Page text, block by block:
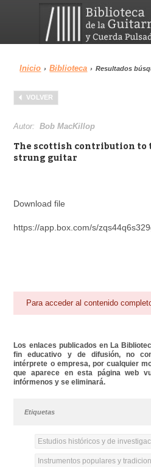
Menu
Biblioteca
Inicio › Biblioteca › Resultados
VOLVER
Autor:Bob MacKillop
The scottish contribution
strung guitar
Download file
https://app.box.com/s/
Para acceder al contenido
Los enlaces publicados en La
fin educativo y de difusión, no
intérprete o empresa, por cualquier
que aparece en esta página web
infórmenos y se eliminará.
Etiquetas
Estudios históricos y de
Instrumentos populares y